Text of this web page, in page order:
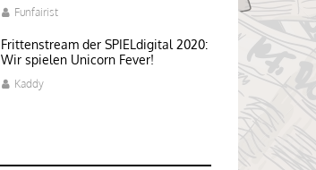
Funfairist
Frittenstream der SPIELdigital 2020:
Wir spielen Unicorn Fever!
Kaddy